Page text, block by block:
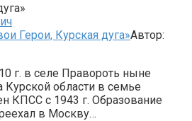
Герои, Курская дуга»Автор:
г. в селе Правороть ныне
Курской области в семье
КПСС с 1943 г. Образование
в Москву…